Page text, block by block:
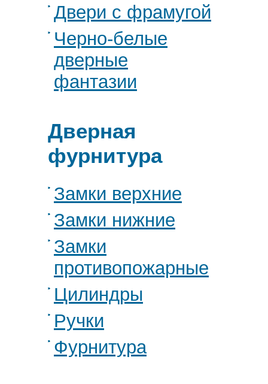
Двери с фрамугой
Черно-белые
дверные
фантазии
Дверная
фурнитура
Замки верхние
Замки нижние
Замки
противопожарные
Цилиндры
Ручки
Фурнитура